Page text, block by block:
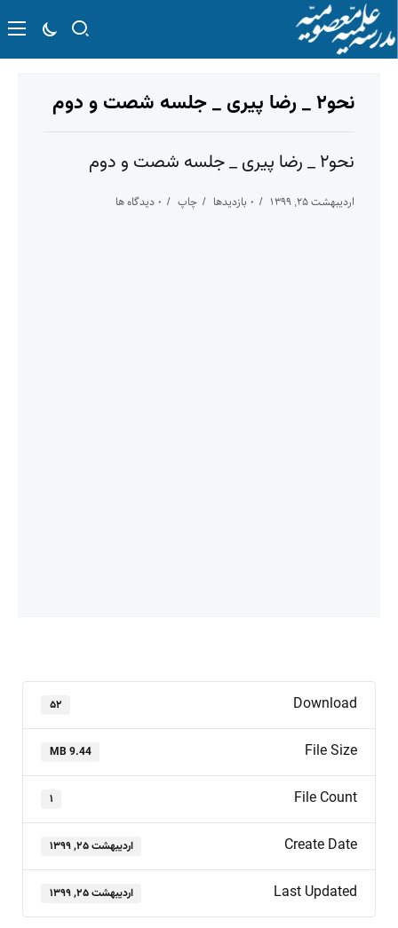
نحو۲ _ رضا پیری _ جلسه شصت و دوم
نحو۲ _ رضا پیری _ جلسه شصت و دوم
اردیبهشت ۲۵, ۱۳۹۹ ۰ بازدیدها چاپ ۰ دیدگاه ها
Download ۵۲
File Size
9.44 MB
File Count ۱
Create Date اردیبهشت ۲۵, ۱۳۹۹
Last Updated اردیبهشت ۲۵, ۱۳۹۹